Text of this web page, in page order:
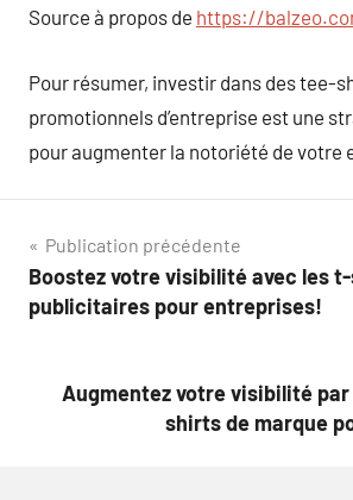
Source à propos de https://
Pour résumer, investir dans des tee-
promotionnels d’entreprise est une
pour augmenter la notoriété de votre
Navigation
de
Publication précédente
Boostez votre visibilité avec les
publicitaires pour entreprises!
Augmentez votre visibilité
shirts de marque